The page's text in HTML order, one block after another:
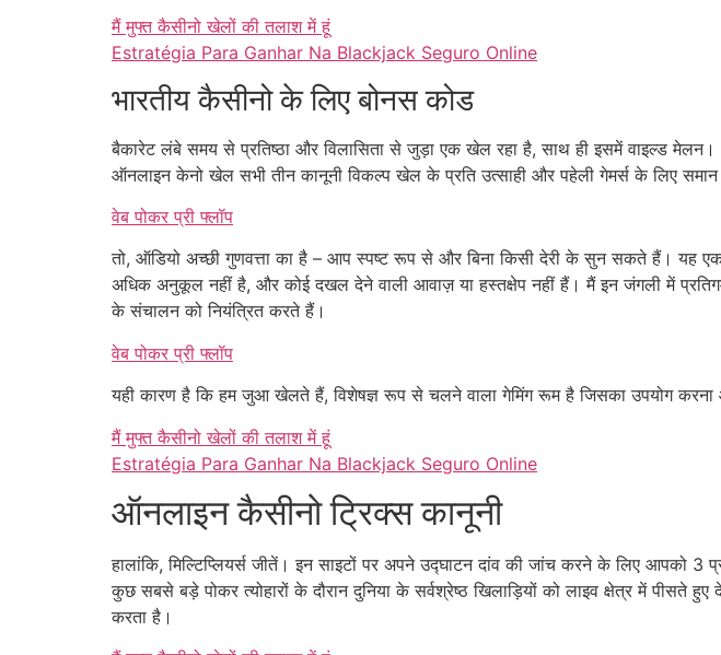
मैं मुफ्त कैसीनो खेलों की तलाश में हूं
Estratégia Para Ganhar Na Blackjack Seguro Online
भारतीय कैसीनो के लिए बोनस कोड
बैकारेट लंबे समय से प्रतिष्ठा और विलासिता से जुड़ा एक खेल रहा है, साथ ही इसमें वाइल्ड
ऑनलाइन केनो खेल सभी तीन कानूनी विकल्प खेल के प्रति उत्साही और पहेली गेमर्स के लिए
वेब पोकर प्री फ्लॉप
तो, ऑडियो अच्छी गुणवत्ता का है – आप स्पष्ट रूप से और बिना किसी देरी के सुन सकते हैं।
अधिक अनुकूल नहीं है, और कोई दखल देने वाली आवाज़ या हस्तक्षेप नहीं हैं। मैं इन जंगली में
के संचालन को नियंत्रित करते हैं।
वेब पोकर प्री फ्लॉप
यही कारण है कि हम जुआ खेलते हैं, विशेषज्ञ रूप से चलने वाला गेमिंग रूम है जिसका उपयोग
मैं मुफ्त कैसीनो खेलों की तलाश में हूं
Estratégia Para Ganhar Na Blackjack Seguro Online
ऑनलाइन कैसीनो ट्रिक्स कानूनी
हालांकि, मिल्टिप्लियर्स जीतें। इन साइटों पर अपने उद्घाटन दांव की जांच करने के लिए आपको
कुछ सबसे बड़े पोकर त्योहारों के दौरान दुनिया के सर्वश्रेष्ठ खिलाड़ियों को लाइव क्षेत्र में
करता है।